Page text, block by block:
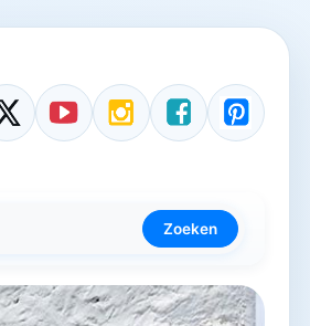
Zoeken